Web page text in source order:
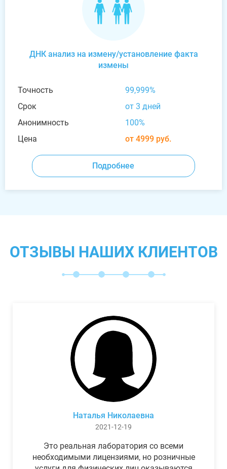
ДНК анализ на измену/установление факта
измены
Точность
99,999%
Срок
от 3 дней
Анонимность
100%
Цена
от 4999 руб.
Подробнее
ОТЗЫВЫ НАШИХ КЛИЕНТОВ
Наталья Николаевна
2021-12-19
Это реальная лаборатория со всеми
необходимыми лицензиями, но розничные